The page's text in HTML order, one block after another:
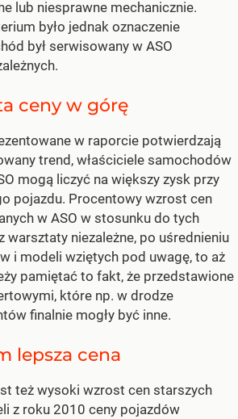
lub niesprawne mechanicznie.
było jednak oznaczenie
był serwisowany w ASO
ceny w górę
w raporcie potwierdzają
trend, właściciele samochodów
mogą liczyć na większy zysk przy
pojazdu. Procentowy wzrost cen
w ASO w stosunku do tych
warsztaty niezależne, po uśrednieniu
i modeli wziętych pod uwagę, to aż
pamiętać to fakt, że przedstawione
które np. w drodze
finalnie mogły być inne.
lepsza cena
też wysoki wzrost cen starszych
z roku 2010 ceny pojazdów